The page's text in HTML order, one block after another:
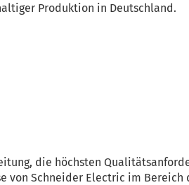
Produktion in Deutschland.
die höchsten
von Schneider Electric im Bereich